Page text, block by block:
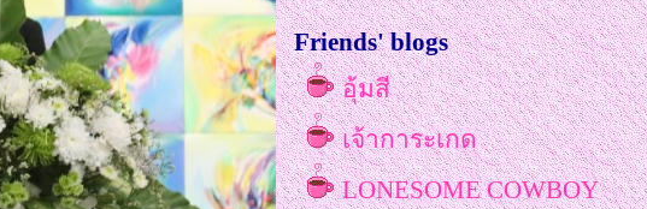
เที่ยว : TAT Travel Tech
Networking สร้างเครือข่ายสู่
อนาคตที่ยั่งยืน
ททท.ภูมิภาคอีสาน ขอเชิญ
มาเที่ยวงาน Khonkaen PET
Friends' blogs
อุ้มสี
เจ้าการะเกด
LONESOME COWBOY